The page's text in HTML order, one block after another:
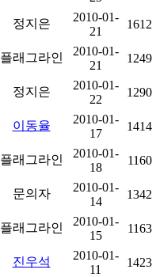
정지은
2010-01-
21
1612
플래그라인
2010-01-
21
1249
정지은
2010-01-
22
1290
이동율
2010-01-
17
1414
플래그라인
2010-01-
18
1160
문의자
2010-01-
14
1342
플래그라인
2010-01-
15
1163
진우석
2010-01-
11
1423